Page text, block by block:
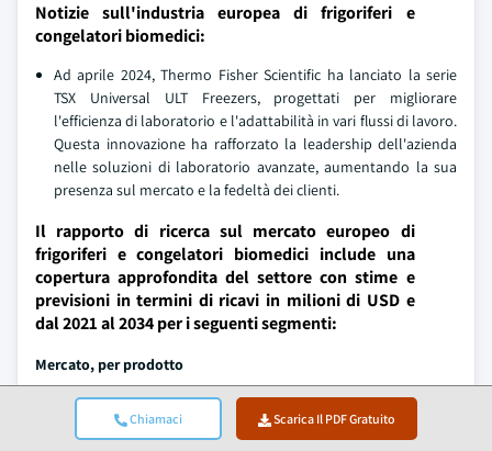
Chiamaci Scarica Il PDF Gratuito
Notizie sull'industria europea di frigoriferi e
congelatori biomedici:
Ad aprile 2024, Thermo Fisher Scientific ha lanciato la serie
TSX Universal ULT Freezers, progettati per migliorare
l'efficienza di laboratorio e l'adattabilità in vari flussi di lavoro.
Questa innovazione ha rafforzato la leadership dell'azienda
nelle soluzioni di laboratorio avanzate, aumentando la sua
presenza sul mercato e la fedeltà dei clienti.
Il rapporto di ricerca sul mercato europeo di
frigoriferi e congelatori biomedici include una
copertura approfondita del settore con stime e
previsioni in termini di ricavi in milioni di USD e
dal 2021 al 2034 per i seguenti segmenti:
Mercato, per prodotto
Congelatori per plasma
Frigoriferi per banche del sangue